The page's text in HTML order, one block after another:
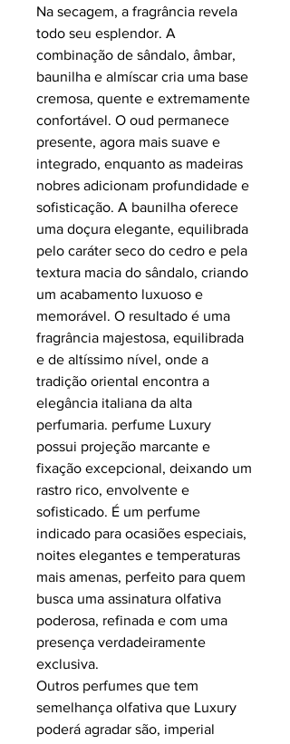
Na secagem, a fragrância revela
todo seu esplendor. A
combinação de sândalo, âmbar,
baunilha e almíscar cria uma base
cremosa, quente e extremamente
confortável. O oud permanece
presente, agora mais suave e
integrado, enquanto as madeiras
nobres adicionam profundidade e
sofisticação. A baunilha oferece
uma doçura elegante, equilibrada
pelo caráter seco do cedro e pela
textura macia do sândalo, criando
um acabamento luxuoso e
memorável. O resultado é uma
fragrância majestosa, equilibrada
e de altíssimo nível, onde a
tradição oriental encontra a
elegância italiana da alta
perfumaria. perfume Luxury
possui projeção marcante e
fixação excepcional, deixando um
rastro rico, envolvente e
sofisticado. É um perfume
indicado para ocasiões especiais,
noites elegantes e temperaturas
mais amenas, perfeito para quem
busca uma assinatura olfativa
poderosa, refinada e com uma
presença verdadeiramente
exclusiva.
Outros perfumes que tem
semelhança olfativa que Luxury
poderá agradar são, imperial